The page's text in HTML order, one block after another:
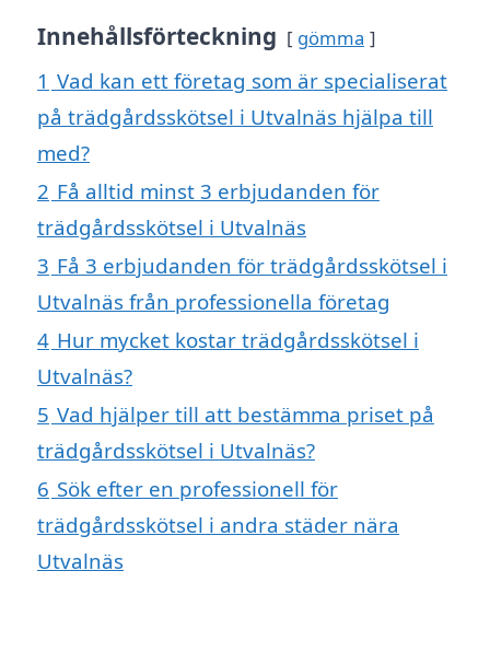
Innehållsförteckning gömma
1 Vad kan ett företag som är specialiserat
på trädgårdsskötsel i Utvalnäs hjälpa till
med?
2 Få alltid minst 3 erbjudanden för
trädgårdsskötsel i Utvalnäs
3 Få 3 erbjudanden för trädgårdsskötsel i
Utvalnäs från professionella företag
4 Hur mycket kostar trädgårdsskötsel i
Utvalnäs?
5 Vad hjälper till att bestämma priset på
trädgårdsskötsel i Utvalnäs?
6 Sök efter en professionell för
trädgårdsskötsel i andra städer nära
Utvalnäs